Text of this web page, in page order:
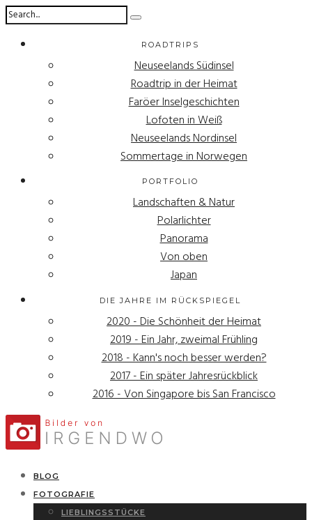
ROADTRIPS
Neuseelands Südinsel
Roadtrip in der Heimat
Faröer Inselgeschichten
Lofoten in Weiß
Neuseelands Nordinsel
Sommertage in Norwegen
PORTFOLIO
Landschaften & Natur
Polarlichter
Panorama
Von oben
Japan
DIE JAHRE IM RÜCKSPIEGEL
2020 - Die Schönheit der Heimat
2019 - Ein Jahr, zweimal Frühling
2018 - Kann's noch besser werden?
2017 - Ein später Jahresrückblick
2016 - Von Singapore bis San Francisco
BLOG
FOTOGRAFIE
LIEBLINGSSTÜCKE